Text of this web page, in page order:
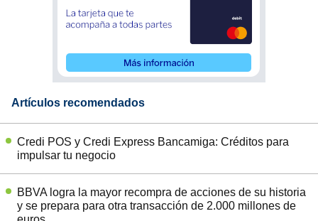
Artículos recomendados
Credi POS y Credi Express Bancamiga: Créditos para
impulsar tu negocio
BBVA logra la mayor recompra de acciones de su historia
y se prepara para otra transacción de 2.000 millones de